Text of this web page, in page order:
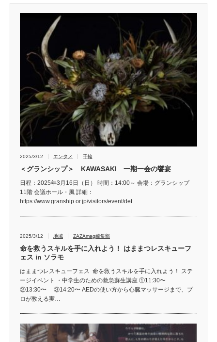
2025/3/12 エンタメ 千輪
＜グランシップ＞ KAWASAKI 一期一会の饗宴
日程：2025年3月16日（日） 時間：14:00～ 会場：グランシップ
11階 会議ホール・風 詳細：
https://www.granship.or.jp/visitors/event/det…
2025/3/12 地域 ZAZAmag編集部
命を救うスキルを手に入れよう！ はままつレスキューフ
ェス in ソラモ
はままつレスキューフェス 命を救うスキルを手に入れよう！ ステ
ージイベント ・中学生のための救急蘇生講座 ①11:30〜
②13:30〜 ③14:20〜 AEDの使い方から心臓マッサージまで、プ
ロが教える実…